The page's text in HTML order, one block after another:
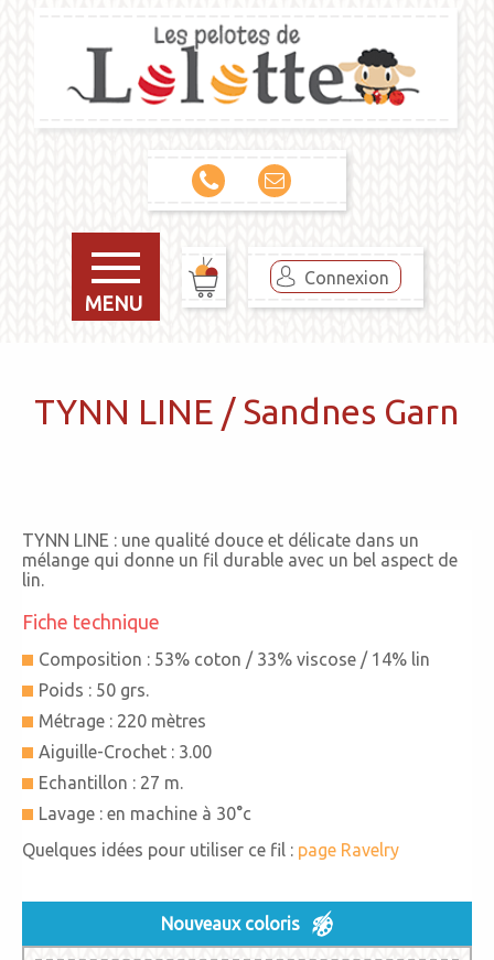
MENU
Connexion
TYNN LINE / Sandnes Garn
TYNN LINE : une qualité douce et délicate dans un
mélange qui donne un fil durable avec un bel aspect de
lin.
Fiche technique
Composition : 53% coton / 33% viscose / 14% lin
Poids : 50 grs.
Métrage : 220 mètres
Aiguille-Crochet : 3.00
Echantillon : 27 m.
Lavage : en machine à 30°c
Quelques idées pour utiliser ce fil : page Ravelry
Nouveaux coloris